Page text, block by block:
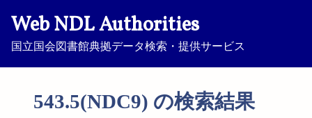
Web NDL Authorities
国立国会図書館典拠データ検索・提供サービス
543.5(NDC9) の検索結果